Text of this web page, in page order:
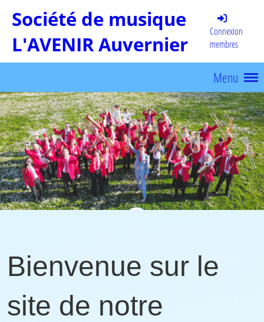
Société de musique
L'AVENIR Auvernier
Connexion
membres
Menu
Bienvenue sur le
site de notre